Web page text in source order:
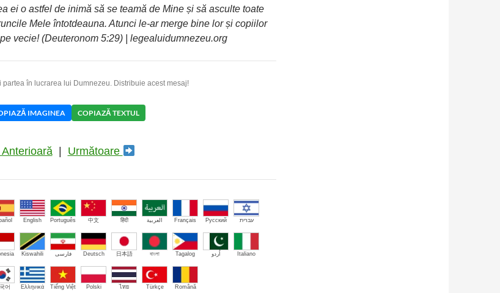
ei o astfel de inimă să se teamă de Mine și să asculte toate
Mele întotdeauna. Atunci le-ar merge bine lor și copiilor
vecie! (Deuteronom 5:29) | legealuidumnezeu.org
partea în lucrarea lui Dumnezeu. Distribuie acest mesaj!
IMAGINEA COPIAZĂ TEXTUL
Anterioară| Următoare
English Português 中文 हिंदी العربية Français Русский עברית
Kiswahili فارسی Deutsch 日本語 বাংলা Tagalog اُردو Italiano
어 Ελληνικά Tiếng Việt Polski ไทย Türkçe Română